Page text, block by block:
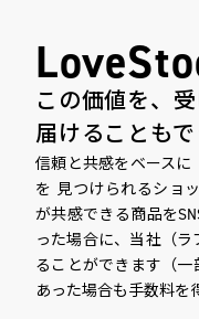
この価値を、
届けることも
信頼と共感をベースに
を 見つけられるショ
が共感できる商品を
った場合に、当社（
ることができます（
あった場合も手数料を